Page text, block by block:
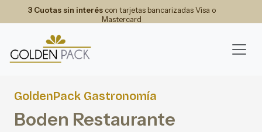
3 Cuotas sin interéscon tarjetas bancarizadas Visa o
Mastercard
GoldenPack Gastronomía
Boden Restaurante